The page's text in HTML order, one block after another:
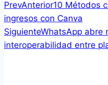
PrevAnterior10 Métodos
ingresos con Canva
SiguienteWhatsApp abre
interoperabilidad entre